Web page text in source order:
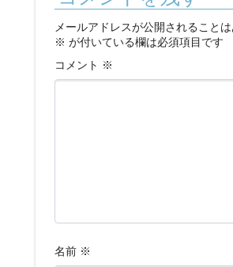
メールアドレスが公開されることは
※ が付いている欄は必須項目です
コメント ※
名前 ※